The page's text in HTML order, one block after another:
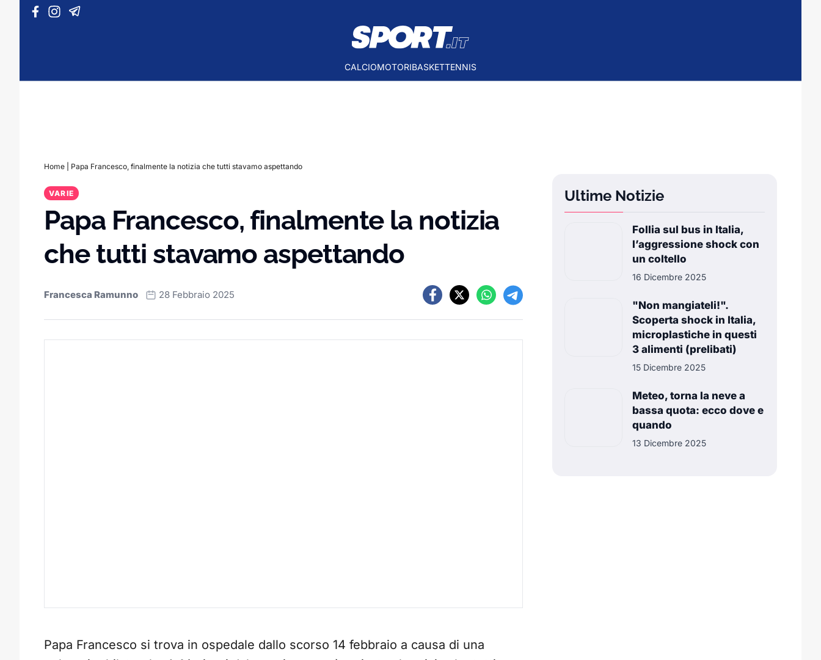
Vai al contenuto
CALCIOMOTORIBASKETTENNIS
Home Papa Francesco, finalmente la notizia che tutti stavamo aspettando
VARIE
Papa Francesco, finalmente la notizia
che tutti stavamo aspettando
Francesca Ramunno 28 Febbraio 2025
Papa Francesco si trova in ospedale dallo scorso 14 febbraio a causa di una
Ultime Notizie
Follia sul bus in Italia,
l’aggressione shock con
un coltello
16 Dicembre 2025
"Non mangiateli!".
Scoperta shock in Italia,
microplastiche in questi
3 alimenti (prelibati)
15 Dicembre 2025
Meteo, torna la neve a
bassa quota: ecco dove e
quando
13 Dicembre 2025